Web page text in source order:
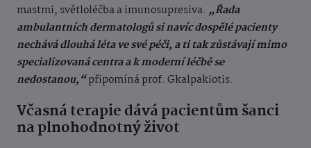
mastmi, světloléčba a imunosupresiva. „Řada
ambulantních dermatologů si navíc dospělé pacienty
nechává dlouhá léta ve své péči, a ti tak zůstávají mimo
specializovaná centra a k moderní léčbě se
nedostanou,“připomíná prof. Gkalpakiotis.
Včasná terapie dává pacientům šanci
na plnohodnotný život